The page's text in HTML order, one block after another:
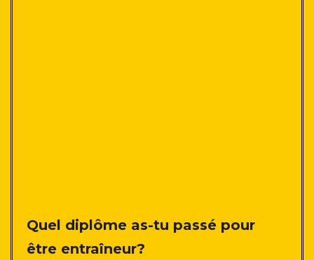
Quel diplôme as-tu passé pour
être entraîneur?